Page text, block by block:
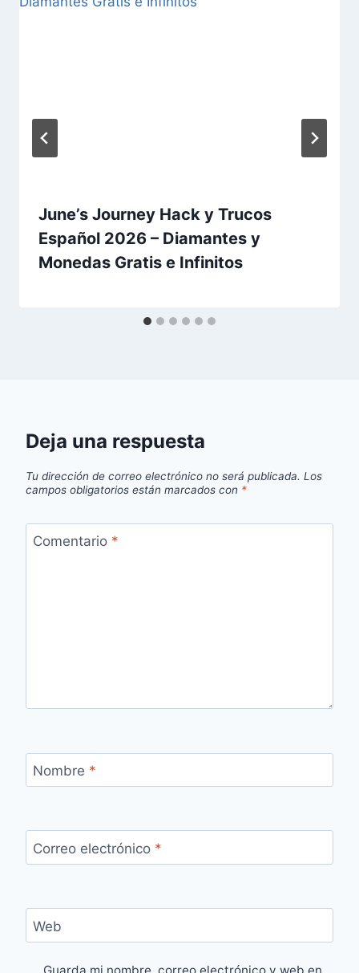
June’s Journey ⁣Hack y Trucos
Español 2026 – Diamantes y
Monedas Gratis e Infinitos
Deja una respuesta
Tu dirección de correo electrónico no será publicada. Los
campos obligatorios están marcados con *
Comentario *
Nombre *
Correo electrónico *
Web